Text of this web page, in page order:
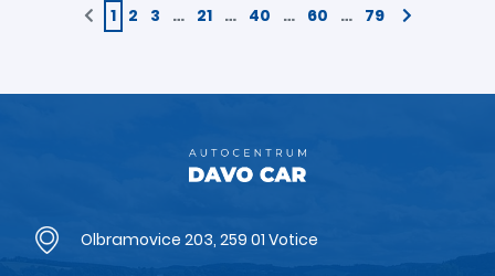
1 2 3 … 21 … 40 … 60 … 79
Olbramovice 203, 259 01 Votice